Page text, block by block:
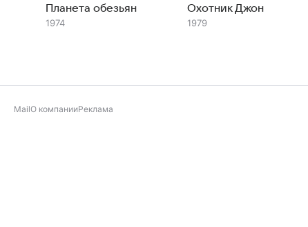
Планета обезьян
1974
Охотник Джон
1979
MailО компанииРеклама